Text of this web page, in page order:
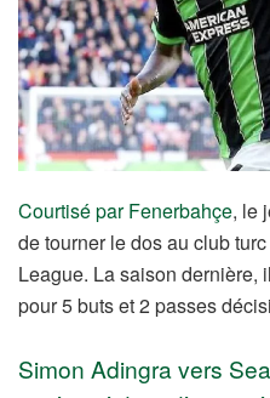
Courtisé par Fenerbahçe, le
de tourner le dos au club
League. La saison dernière,
pour 5 buts et 2 passes
Simon Adingra vers